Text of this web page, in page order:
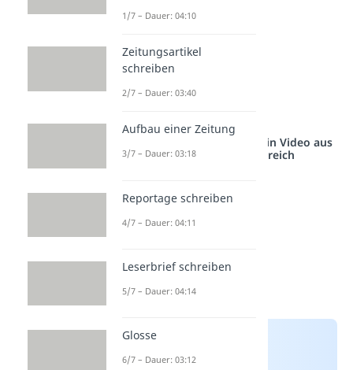
Arrivedacia
A-Rewe-derci
Studyflix vernetzt: Hier ein Video aus
einem anderen Bereich
1/7 – Dauer: 04:10
Zeitungsartikel
schreiben
2/7 – Dauer: 03:40
Aufbau einer Zeitung
3/7 – Dauer: 03:18
Reportage schreiben
4/7 – Dauer: 04:11
Leserbrief schreiben
5/7 – Dauer: 04:14
Glosse
6/7 – Dauer: 03:12